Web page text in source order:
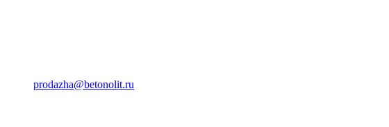
prodazha@betonolit.ru